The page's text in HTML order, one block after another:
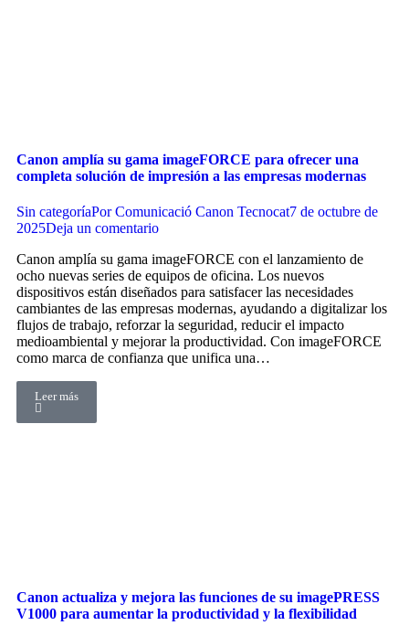
Canon amplía su gama imageFORCE para ofrecer una
completa solución de impresión a las empresas modernas
Sin categoríaPorComunicació Canon Tecnocat7 de octubre de
2025Deja un comentario
Canon amplía su gama imageFORCE con el lanzamiento de
ocho nuevas series de equipos de oficina. Los nuevos
dispositivos están diseñados para satisfacer las necesidades
cambiantes de las empresas modernas, ayudando a digitalizar los
flujos de trabajo, reforzar la seguridad, reducir el impacto
medioambiental y mejorar la productividad. Con imageFORCE
como marca de confianza que unifica una…
Leer más
Canon actualiza y mejora las funciones de su imagePRESS
V1000 para aumentar la productividad y la flexibilidad